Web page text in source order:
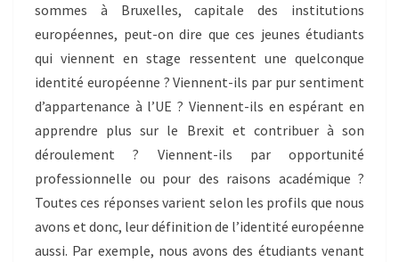
sommes à Bruxelles, capitale des institutions
européennes, peut-on dire que ces jeunes étudiants
qui viennent en stage ressentent une quelconque
identité européenne ? Viennent-ils par pur sentiment
d’appartenance à l’UE ? Viennent-ils en espérant en
apprendre plus sur le Brexit et contribuer à son
déroulement ? Viennent-ils par opportunité
professionnelle ou pour des raisons académique ?
Toutes ces réponses varient selon les profils que nous
avons et donc, leur définition de l’identité européenne
aussi. Par exemple, nous avons des étudiants venant